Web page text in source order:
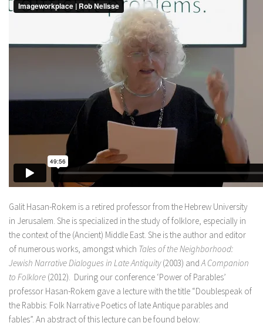
Galit Hasan-Rokem is a retired professor from the Hebrew University
in Jerusalem. She is specialized in the study of folklore, especially in
the context of the (Ancient) Middle East. She is the author and editor
of numerous works, amongst which Tales of the Neighborhood:
Jewish Narrative Dialogues in Late Antiquity(2003) andA Companion
to Folklore (2012). During our conference ‘Power of Parables’
professor Hasan-Rokem gave a lecture with the title “Doublespeak of
the Rabbis: Folk Narrative Poetics of late Antique parables and
fables”. An abstract of this lecture can be found below: